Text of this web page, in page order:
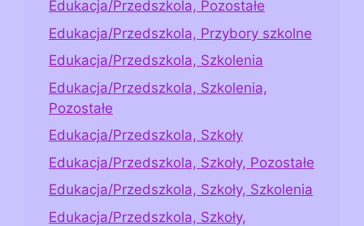
Edukacja/Przedszkola, Pozostałe
Edukacja/Przedszkola, Przybory szkolne
Edukacja/Przedszkola, Szkolenia
Edukacja/Przedszkola, Szkolenia,
Pozostałe
Edukacja/Przedszkola, Szkoły
Edukacja/Przedszkola, Szkoły, Pozostałe
Edukacja/Przedszkola, Szkoły, Szkolenia
Edukacja/Przedszkola, Szkoły,